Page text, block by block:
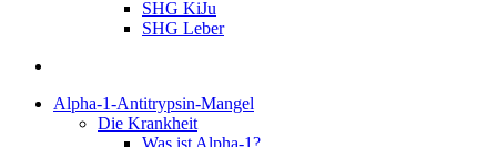
SHG KiJu
SHG Leber
Alpha-1-Antitrypsin-Mangel
Die Krankheit
Was ist Alpha-1?